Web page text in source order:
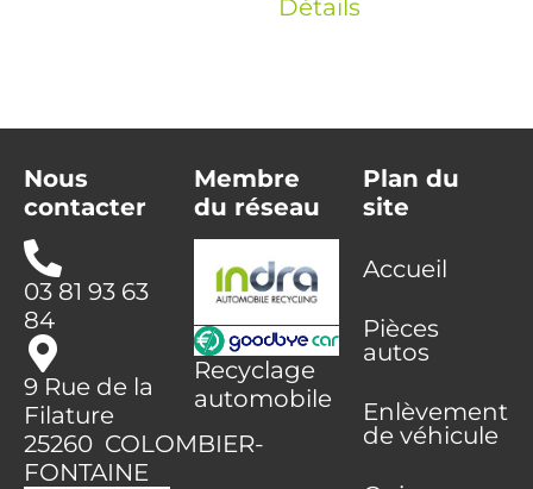
Détails
Nous
contacter
03 81 93 63
84
9 Rue de la
Filature
25260 COLOMBIER-
FONTAINE
Membre
du réseau
Recyclage
automobile
Plan du
site
Accueil
Pièces
autos
Enlèvement
de véhicule